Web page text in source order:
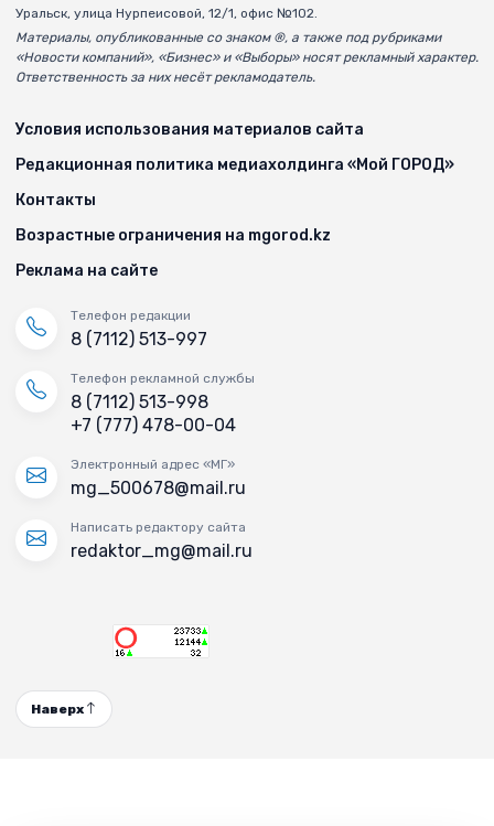
Уральск, улица Нурпеисовой, 12/1, офис №102.
Материалы, опубликованные со знаком ®, а также под рубриками
«Новости компаний», «Бизнес» и «Выборы» носят рекламный характер.
Ответственность за них несёт рекламодатель.
Условия использования материалов сайта
Редакционная политика медиахолдинга «Мой ГОРОД»
Контакты
Возрастные ограничения на mgorod.kz
Реклама на сайте
Телефон редакции
8 (7112) 513-997
Телефон рекламной службы
8 (7112) 513-998
+7 (777) 478-00-04
Электронный адрес «МГ»
mg_500678@mail.ru
Написать редактору сайта
redaktor_mg@mail.ru
Наверх